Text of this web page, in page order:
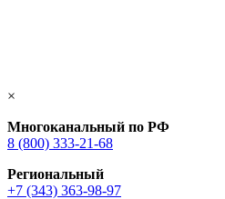
×
Многоканальный по РФ
8 (800) 333‑21-68
Региональный
+7 (343) 363-98-97